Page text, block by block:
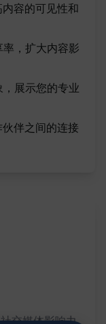
容的可见性和
，扩大内容影
展示您的专业
伴之间的连接
交媒体影响力